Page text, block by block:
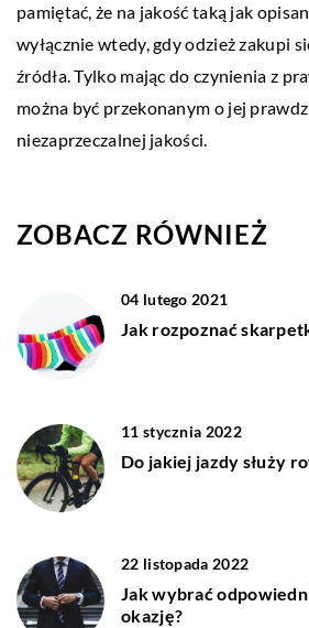
pamiętać, że na jakość taką jak
wyłącznie wtedy, gdy odzież zakupi
źródła. Tylko mając do czynienia z
można być przekonanym o jej
niezaprzeczalnej jakości.
ZOBACZ RÓWNIEŻ
04 lutego 2021
Jak rozpoznać
11 stycznia 2022
Do jakiej jazdy służy
22 listopada 2022
Jak wybrać
okazję?